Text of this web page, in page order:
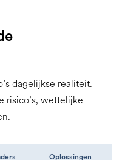
dagelijkse realiteit.
risico’s, wettelijke
Oplossingen